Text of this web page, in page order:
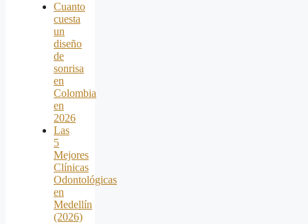
Cuanto
cuesta
un
diseño
de
sonrisa
en
Colombia
en
2026
Las
5
Mejores
Clínicas
Odontológicas
en
Medellín
(2026)